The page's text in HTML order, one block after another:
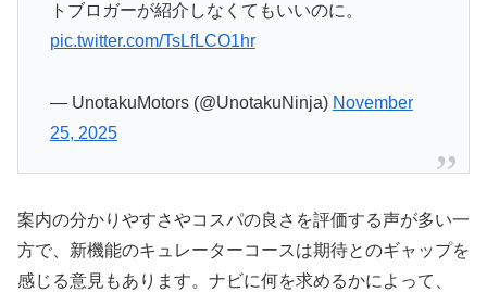
トブロガーが紹介しなくてもいいのに。
pic.twitter.com/TsLfLCO1hr
— UnotakuMotors (@UnotakuNinja) November
25, 2025
案内の分かりやすさやコスパの良さを評価する声が多い一
方で、新機能のキュレーターコースは期待とのギャップを
感じる意見もあります。ナビに何を求めるかによって、